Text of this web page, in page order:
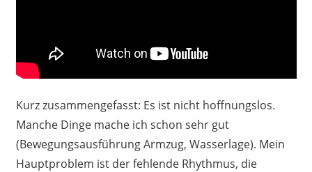
Kurz zusammengefasst: Es ist nicht hoffnungslos.
Manche Dinge mache ich schon sehr gut
(Bewegungsausführung Armzug, Wasserlage). Mein
Hauptproblem ist der fehlende Rhythmus, die